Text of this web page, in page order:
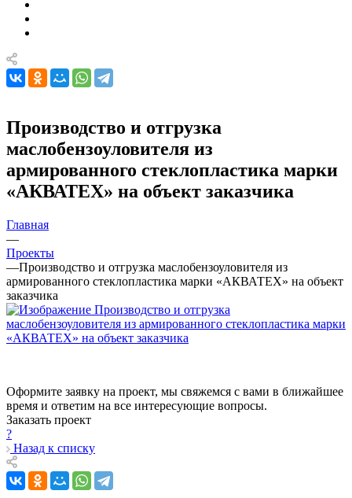
Производство и отгрузка
маслобензоуловителя из
армированного стеклопластика марки
«АКВАТЕХ» на объект заказчика
Главная
—
Проекты
—Производство и отгрузка маслобензоуловителя из
армированного стеклопластика марки «АКВАТЕХ» на объект
заказчика
Оформите заявку на проект, мы свяжемся с вами в ближайшее
время и ответим на все интересующие вопросы.
Заказать проект
?
Назад к списку